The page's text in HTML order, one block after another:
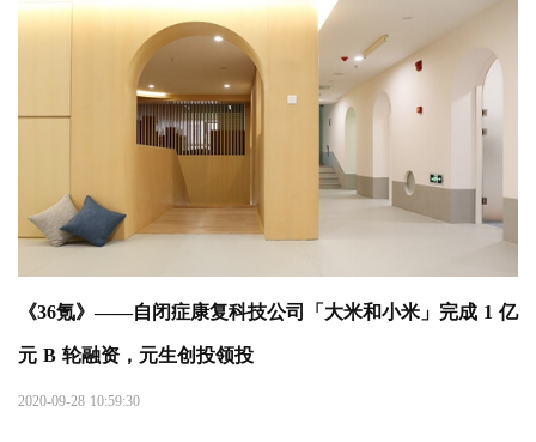
《36氪》——自闭症康复科技公司「大米和小米」完成 1 亿
元 B 轮融资，元生创投领投
2020-09-28 10:59:30